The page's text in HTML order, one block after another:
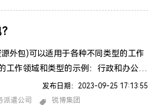
外包)可以适用于各种不同类型的工作
工作领域和类型的示例：行政和办公支
任务外包，如数据输入、文件管理、
户服务和呼叫中心： 客户服务和呼叫
发布日期：2023-09-25 17:13:55
派遣公司
锐博集团